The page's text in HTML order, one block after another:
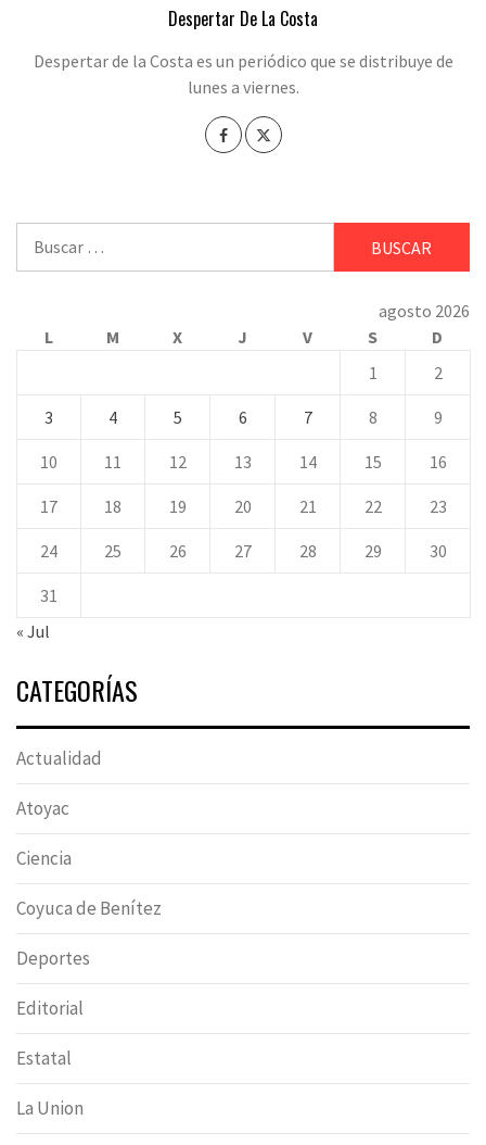
Despertar De La Costa
Despertar de la Costa es un periódico que se distribuye de
lunes a viernes.
agosto 2026
L
M X J V S
D
1
2
3 4 5 6 7 8 9
10 11 12 13 14 15 16
17 18 19 20 21 22 23
24 25 26 27 28 29 30
31
« Jul
CATEGORÍAS
Actualidad
Atoyac
Ciencia
Coyuca de Benítez
Deportes
Editorial
Estatal
La Union